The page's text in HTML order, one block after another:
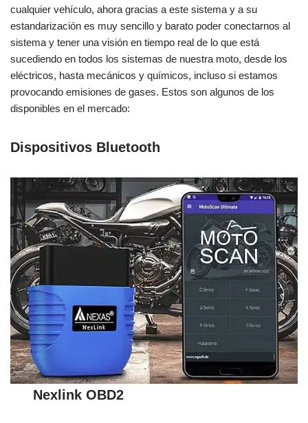
cualquier vehículo, ahora gracias a este sistema y a su
estandarización es muy sencillo y barato poder conectarnos al
sistema y tener una visión en tiempo real de lo que está
sucediendo en todos los sistemas de nuestra moto, desde los
eléctricos, hasta mecánicos y químicos, incluso si estamos
provocando emisiones de gases. Estos son algunos de los
disponibles en el mercado:
Dispositivos Bluetooth
Nexlink OBD2